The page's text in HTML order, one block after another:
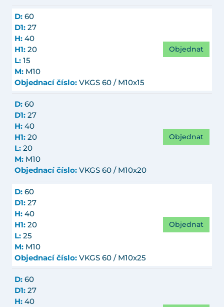
D: 60
D1: 27
H: 40
H1: 20
L: 15
M: M10
Objednací číslo: VKGS 60 / M10x15
Objednat
D: 60
D1: 27
H: 40
H1: 20
L: 20
M: M10
Objednací číslo: VKGS 60 / M10x20
Objednat
D: 60
D1: 27
H: 40
H1: 20
L: 25
M: M10
Objednací číslo: VKGS 60 / M10x25
Objednat
D: 60
D1: 27
H: 40